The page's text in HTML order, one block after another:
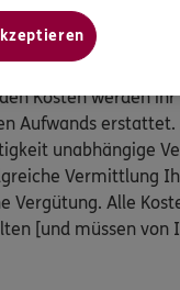
Kosten werden
Aufwands erstattet.
unabhängige
Vermittlung
Vergütung. Alle
[und müssen von